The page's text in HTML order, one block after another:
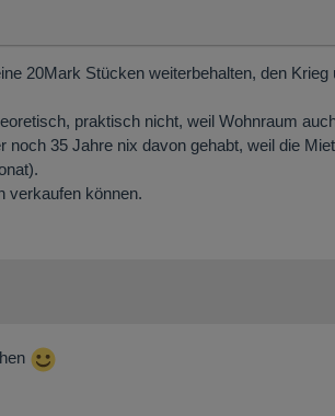
20Mark Stücken weiterbehalten, den Krieg
praktisch nicht, weil Wohnraum
35 Jahre nix davon gehabt, weil die
verkaufen können.